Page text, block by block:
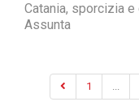
Catania, sporcizia
Assunta
1 ...